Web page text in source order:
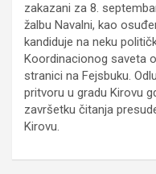
zakazani za 8.
žalbu Navalni, kao
kandiduje na neku
Koordinacionog saveta
stranici na Fejsbuku.
pritvoru u gradu Kirovu
završetku čitanja
Kirovu.